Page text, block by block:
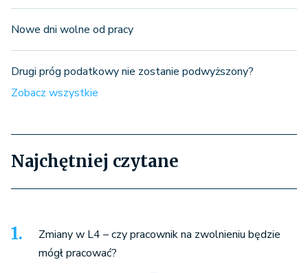
Nowe dni wolne od pracy
Drugi próg podatkowy nie zostanie podwyższony?
Zobacz wszystkie
Najchętniej czytane
Zmiany w L4 – czy pracownik na zwolnieniu będzie
mógł pracować?